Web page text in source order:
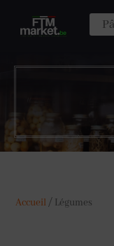
Accueil / Légumes